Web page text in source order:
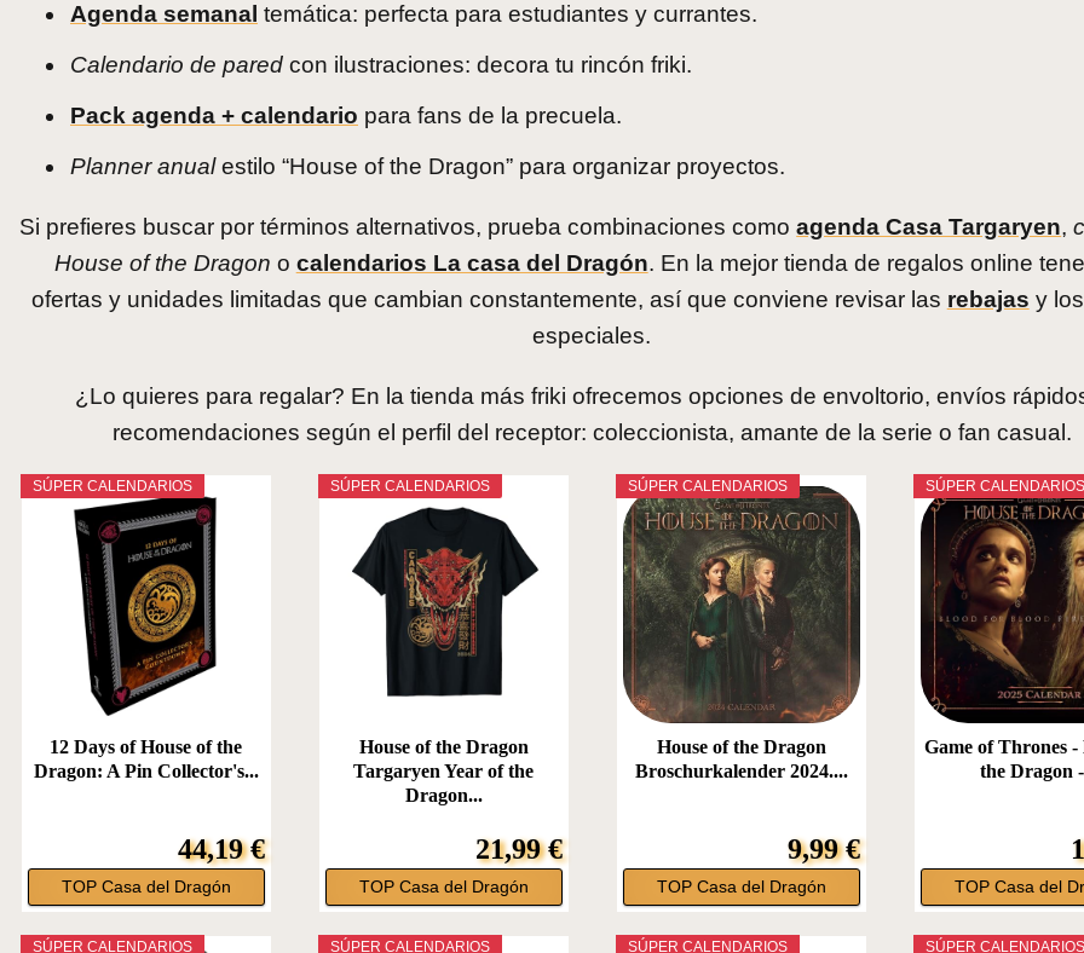
Agenda semanal temática: perfecta para estudiantes y currantes.
Calendario de pared con ilustraciones: decora tu rincón friki.
Pack agenda + calendario para fans de la precuela.
Planner anualestilo “House of the Dragon” para organizar proyectos.
Si prefieres buscar por términos alternativos, prueba combinaciones comoagenda Casa Targaryen,
House of the Dragon o calendarios La casa del Dragón. En la mejor tienda de regalos online
ofertas y unidades limitadas que cambian constantemente, así que conviene revisar las rebajas y
especiales.
¿Lo quieres para regalar? En la tienda más friki ofrecemos opciones de envoltorio, envíos
recomendaciones según el perfil del receptor: coleccionista, amante de la serie o fan casual.
SÚPER CALENDARIOS
12 Days of House of the
Dragon: A Pin Collector's...
44,19 €
TOP Casa del Dragón
SÚPER CALENDARIOS
House of the Dragon
Targaryen Year of the
Dragon...
21,99 €
TOP Casa del Dragón
SÚPER CALENDARIOS
House of the Dragon
Broschurkalender 2024....
9,99 €
TOP Casa del Dragón
SÚPER CALENDARIOS
Game of Thrones -
the Dragon
TOP Casa del
SÚPER CALENDARIOS SÚPER CALENDARIOS SÚPER CALENDARIOS SÚPER CALENDARIOS